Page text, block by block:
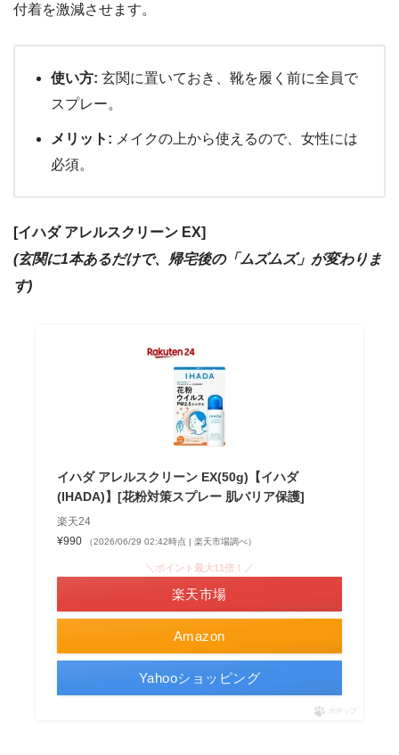
付着を激減させます。
使い方: 玄関に置いておき、靴を履く前に全員で
スプレー。
メリット: メイクの上から使えるので、女性には
必須。
[イハダ アレルスクリーン EX]
(玄関に1本あるだけで、帰宅後の「ムズムズ」が変わりま
す)
イハダ アレルスクリーン EX(50g)【イハダ
(IHADA)】[花粉対策スプレー 肌バリア保護]
楽天24
¥990
（2026/06/29 02:42時点 | 楽天市場調べ）
Amazon
＼ポイント最大11倍！／
楽天市場
Yahooショッピング
ポチップ